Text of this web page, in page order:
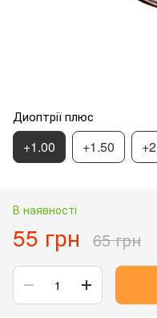
Диоптрії плюс
+1.00 +1.50
В наявності
55 грн 65 грн